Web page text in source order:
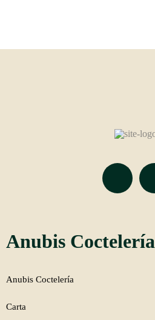
Anubis Coctelería
Anubis Coctelería
Carta